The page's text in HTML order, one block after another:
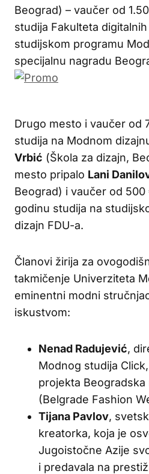
Beograd) – vaučer od
studija Fakulteta
studijskom programu
specijalnu nagradu
Drugo mesto i vaučer od
studija na Modnom
Vrbić (Škola za dizajn,
mesto pripalo Lani
Beograd) i vaučer od 500
godinu studija na
dizajn FDU-a.
Članovi žirija za
takmičenje Univerziteta
eminentni modni
iskustvom:
Nenad Radujević,
Modnog studija
projekta Beogradska
(Belgrade Fashion
Tijana Pavlov,
kreatorka, koja je
Jugoistočne Azije
i predavala na